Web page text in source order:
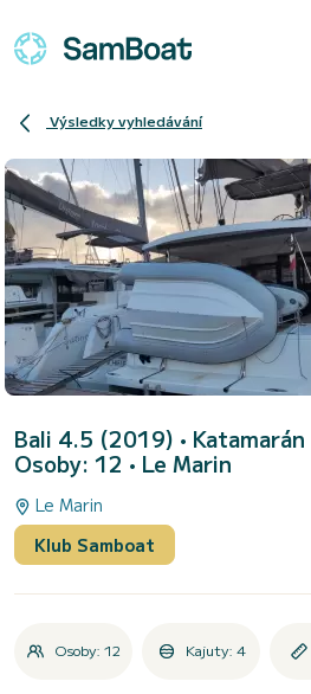
Výsledky vyhledávání
Bali 4.5 (2019) • Katamarán
Osoby: 12 • Le Marin
Le Marin
Klub Samboat
Osoby: 12 Kajuty: 4